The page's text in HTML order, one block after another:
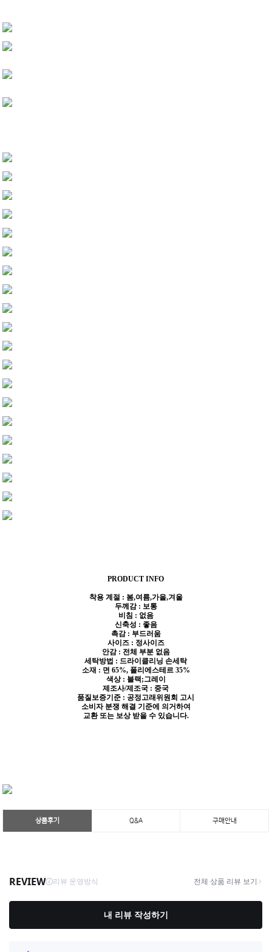
PRODUCT INFO
착용 계절 : 봄,여름,가을,겨울
두께감 : 보통
비침 : 없음
신축성 : 좋음
촉감 : 부드러움
사이즈 : 정사이즈
안감 : 전체 부분 없음
세탁방법 : 드라이클리닝 손세탁
소재 : 면 65%, 폴리에스테르 35%
색상 : 블랙;그레이
제조사/제조국 : 중국
품질보증기준 : 공정고래위원회 고시
소비자 분쟁 해결 기준에 의거하여
교환 또는 보상 받을 수 있습니다.
상품후기 Q&A 구매안내